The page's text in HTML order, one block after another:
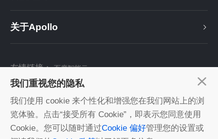
我们重视您的隐私
我们使用 cookie 来个性化和增强您在我们网站上的浏
览体验。点击“接受所有 Cookie”，即表示您同意使用
Cookie。您可以随时通过Cookie 偏好管理您的设置或
关于Apollo
友情链接：百度智能云
关注我们：
©2022 Baidu丨由百度智能云 提供计算服务丨 京ICP证030173号